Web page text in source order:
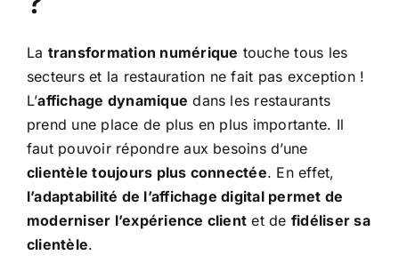
La transformation numérique touche tous les
secteurs et la restauration ne fait pas exception !
L’affichage dynamique dans les restaurants
prend une place de plus en plus importante. Il
faut pouvoir répondre aux besoins d’une
clientèle toujours plus connectée. En effet,
l’adaptabilité de l’affichage digital permet de
moderniser l’expérience client et de fidéliser sa
clientèle.